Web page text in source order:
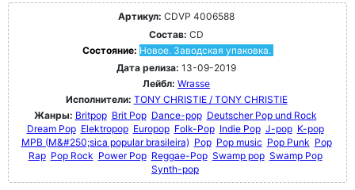
Артикул: CDVP 4006588
Состав: CD
Состояние: Новое. Заводская упаковка.
Дата релиза: 13-09-2019
Лейбл: Wrasse
Исполнители: TONY CHRISTIE / TONY CHRISTIE
Жанры: Britpop Brit Pop Dance-pop Deutscher Pop und Rock
Dream Pop Elektropop Europop Folk-Pop Indie Pop J-pop K-pop
MPB (M&#250;sica popular brasileira) Pop Pop music Pop Punk Pop
Rap Pop Rock Power Pop Reggae-Pop Swamp pop Swamp Pop
Synth-pop